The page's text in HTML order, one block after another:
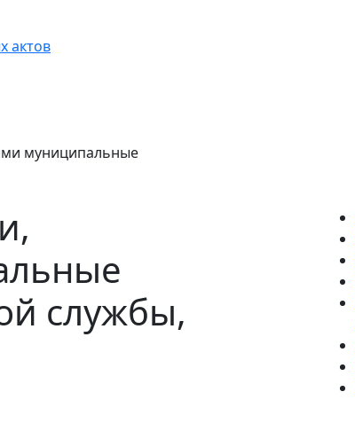
актов
муниципальные
службы,